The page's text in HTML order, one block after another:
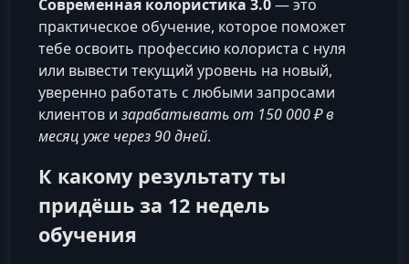
Современная колористика 3.0— это
практическое обучение, которое поможет
тебе освоить профессию колориста с нуля
или вывести текущий уровень на новый,
уверенно работать с любыми запросами
клиентов и зарабатывать от 150 000 ₽ в
месяц уже через 90 дней.
К какому результату ты
придёшь за 12 недель
обучения